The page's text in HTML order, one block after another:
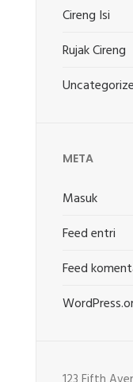
Cireng Isi
Rujak Cireng
META
Masuk
Feed entri
Feed